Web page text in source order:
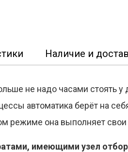
Наличие и
не надо часами стоять у
автоматика берёт на
режиме она выполняет свои
имеющими узел